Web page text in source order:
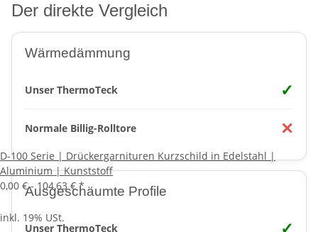
Der direkte Vergleich
Wärmedämmung
Unser ThermoTeck ✓
Normale Billig-Rolltore ✕
Ausgeschäumte Profile
Unser ThermoTeck
D-100 Serie | Drückergarnituren Kurzschild in Edelstahl |
Aluminium | Kunststoff
0,00 € -104,63 €*
inkl. 19% USt.